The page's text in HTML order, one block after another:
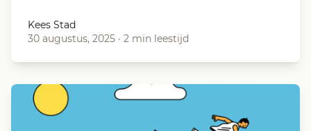
Kees Stad
30 augustus, 2025 · 2 min leestijd